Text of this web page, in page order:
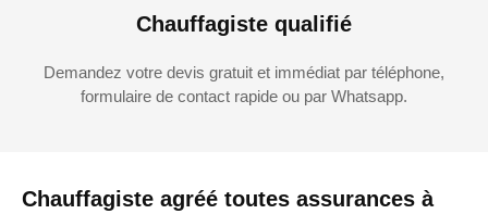
Chauffagiste agréé toutes assurances à
Chauffagiste qualifié
Demandez votre devis gratuit et immédiat par téléphone,
formulaire de contact rapide ou par Whatsapp.